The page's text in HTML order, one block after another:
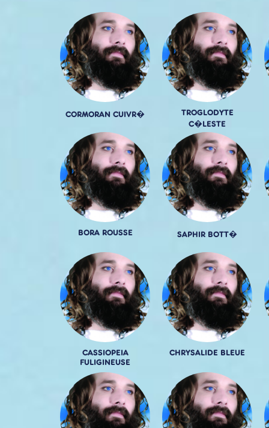
CORMORAN CUIVR�
TROGLODYTE
C�LESTE
BORA ROUSSE SAPHIR BOTT�
CASSIOPEIA
FULIGINEUSE
CHRYSALIDE BLEUE